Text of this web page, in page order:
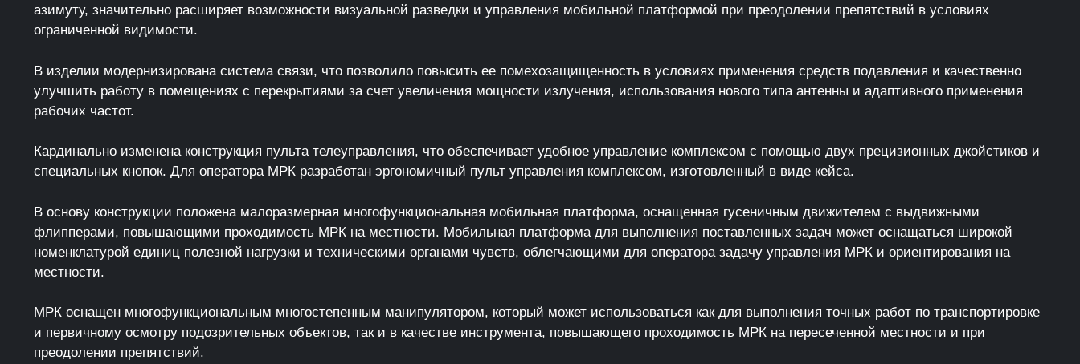
азимуту, значительно расширяет возможности визуальной разведки и управления мобильной платформой при преодолении препятствий в условиях
ограниченной видимости.
В изделии модернизирована система связи, что позволило повысить ее помехозащищенность в условиях применения средств подавления и качественно
улучшить работу в помещениях с перекрытиями за счет увеличения мощности излучения, использования нового типа антенны и адаптивного применения
рабочих частот.
Кардинально изменена конструкция пульта телеуправления, что обеспечивает удобное управление комплексом с помощью двух прецизионных джойстиков и
специальных кнопок. Для оператора МРК разработан эргономичный пульт управления комплексом, изготовленный в виде кейса.
В основу конструкции положена малоразмерная многофункциональная мобильная платформа, оснащенная гусеничным движителем с выдвижными
флипперами, повышающими проходимость МРК на местности. Мобильная платформа для выполнения поставленных задач может оснащаться широкой
номенклатурой единиц полезной нагрузки и техническими органами чувств, облегчающими для оператора задачу управления МРК и ориентирования на
местности.
МРК оснащен многофункциональным многостепенным манипулятором, который может использоваться как для выполнения точных работ по транспортировке
и первичному осмотру подозрительных объектов, так и в качестве инструмента, повышающего проходимость МРК на пересеченной местности и при
преодолении препятствий.